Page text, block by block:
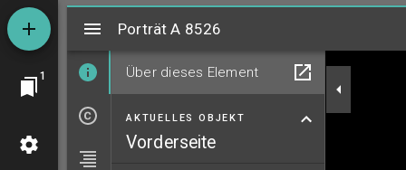
1
MiradorPorträt A 8526
Über dieses Element
AKTUELLES OBJEKT
Vorderseite
Porträt A 8526